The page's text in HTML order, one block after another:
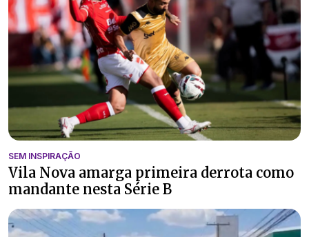
SEM INSPIRAÇÃO
Vila Nova amarga primeira derrota como
mandante nesta Série B